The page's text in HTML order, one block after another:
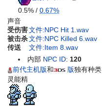
0.5% /0.67%
声音
受伤害文件:NPC Hit 1.wav
被击杀文件:NPC Killed 6.wav
传送
文件:Item 8.wav
内部 NPC ID: 120
前代主机版和 版独有种类
灵能精